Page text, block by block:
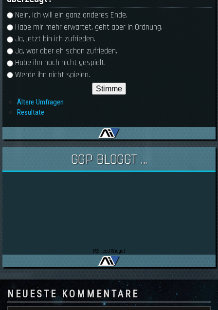
Auswahlmöglichkeiten
Nein, ich will ein ganz anderes Ende.
Habe mir mehr erwartet, geht aber in Ordnung.
Ja, jetzt bin ich zufrieden.
Ja, war aber eh schon zufrieden.
Habe ihn noch nicht gespielt.
Werde ihn nicht spielen.
Ältere Umfragen
Resultate
GGP BLOGGT ...
RSS Feed Widget
NEUESTE KOMMENTARE